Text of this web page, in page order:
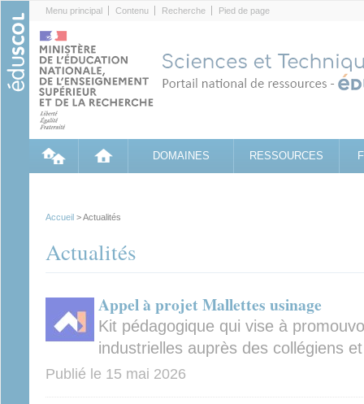
Menu principal Contenu Recherche Pied de page
DOMAINES RESSOURCES
Accueil > Actualités
Actualités
Appel à projet Mallettes usinage
Kit pédagogique qui vise à
industrielles auprès des collégiens
Publié le 15 mai 2026